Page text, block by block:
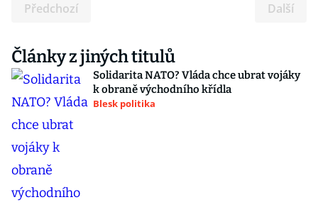
Předchozí Další
Články z jiných titulů
Solidarita NATO? Vláda chce ubrat vojáky
k obraně východního křídla
Blesk politika